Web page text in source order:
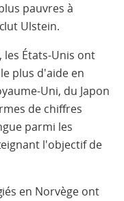
pauvres à
Ulstein.
les États-Unis ont
plus d'aide en
Uni, du Japon
de chiffres
parmi les
l'objectif de
en Norvège ont